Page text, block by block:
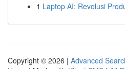
1 Laptop AI: Revolusi
Copyright © 2026 | Advanced